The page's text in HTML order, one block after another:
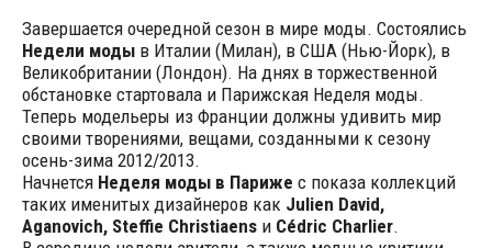
Завершается очередной сезон в мире моды. Состоялись
Недели модыв Италии (Милан), в США (Нью-Йорк), в
Великобритании (Лондон). На днях в торжественной
обстановке стартовала и Парижская Неделя моды.
Теперь модельеры из Франции должны удивить мир
своими творениями, вещами, созданными к сезону
осень-зима 2012/2013.
Начнется Неделя моды в Париже с показа коллекций
таких именитых дизайнеров как Julien David,
Aganovich, Steffie Christiaensи Cédric Charlier.